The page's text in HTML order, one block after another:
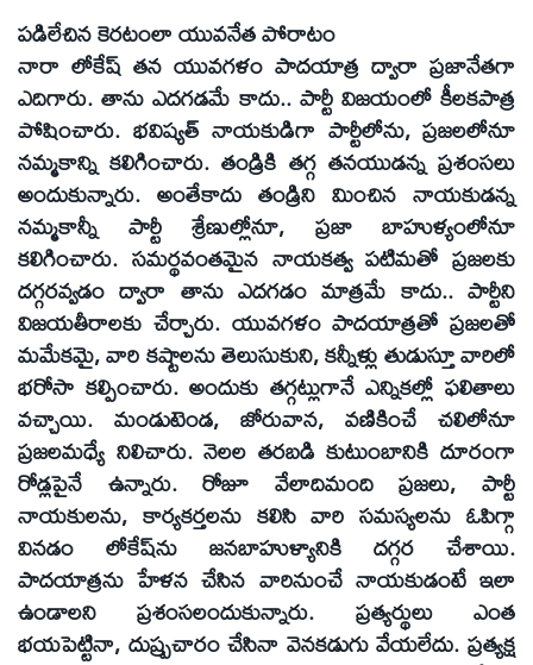
పడిలేచిన కెరటంలా యువనేత పోరాటం
నారా లోకేష్‌ తన యువగళం పాదయాత్ర ద్వారా ప్రజానేతగా
ఎదిగారు. తాను ఎదగడమే కాదు.. పార్టీ విజయంలో కీలకపాత్ర
పోషించారు. భవిష్యత్‌ నాయకుడిగా పార్టీలోను, ప్రజలలోనూ
నమ్మకాన్ని కలిగించారు. తండ్రికి తగ్గ తనయుడన్న ప్రశంసలు
అందుకున్నారు. అంతేకాదు తండ్రిని మించిన నాయకుడన్న
నమ్మకాన్నీ పార్టీ శ్రేణుల్లోనూ, ప్రజా బాహుళ్యంలోనూ
కలిగించారు. సమర్థవంతమైన నాయకత్వ పటిమతో ప్రజలకు
దగ్గరవ్వడం ద్వారా తాను ఎదగడం మాత్రమే కాదు.. పార్టీని
విజయతీరాలకు చేర్చారు. యువగళం పాదయాత్రతో ప్రజలతో
మమేకమై, వారి కష్టాలను తెలుసుకుని, కన్నీళ్లు తుడుస్తూ వారిలో
భరోసా కల్పించారు. అందుకు తగ్గట్లుగానే ఎన్నికల్లో ఫలితాలు
వచ్చాయి. మండుటెండ, జోరువాన, వణికించే చలిలోనూ
ప్రజలమధ్యే నిలిచారు. నెలల తరబడి కుటుంబానికి దూరంగా
రోడ్లపైనే ఉన్నారు. రోజూ వేలాదిమంది ప్రజలు, పార్టీ
నాయకులను, కార్యకర్తలను కలిసి వారి సమస్యలను ఓపిగ్గా
వినడం లోకేష్‌ను జనబాహుళ్యానికి దగ్గర చేశాయి.
పాదయాత్రను హేళన చేసిన వారినుంచే నాయకుడంటే ఇలా
ఉండాలని ప్రశంసలందుకున్నారు. ప్రత్యర్థులు ఎంత
భయపెట్టినా, దుష్ప్రచారం చేసినా వెనకడుగు వేయలేదు. ప్రత్యక్ష